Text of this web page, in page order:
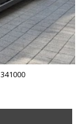
341000